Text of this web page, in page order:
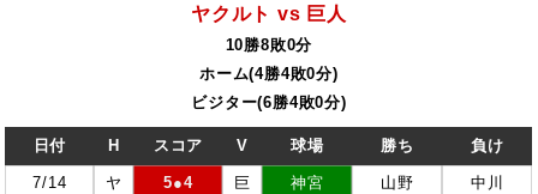
ヤクルト vs 巨人
10勝8敗0分
ホーム(4勝4敗0分)
ビジター(6勝4敗0分)
日付 H スコア V 球場 勝ち 負け
7/14 ヤ 5●4 巨 神宮 山野
中川